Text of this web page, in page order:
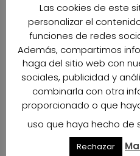
Las cookies de este
personalizar el
funciones de redes
Además, compartimos
haga del sitio web con
sociales, publicidad y
combinarla con otra
proporcionado o que
uso que haya hecho de
Rechazar